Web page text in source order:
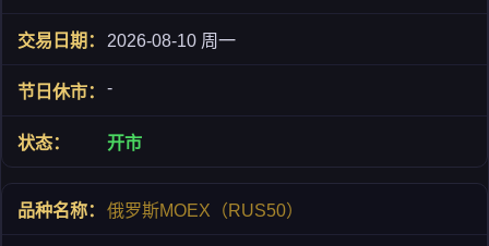
2026-08-10 周一
-
开市
俄罗斯MOEX（RUS50）